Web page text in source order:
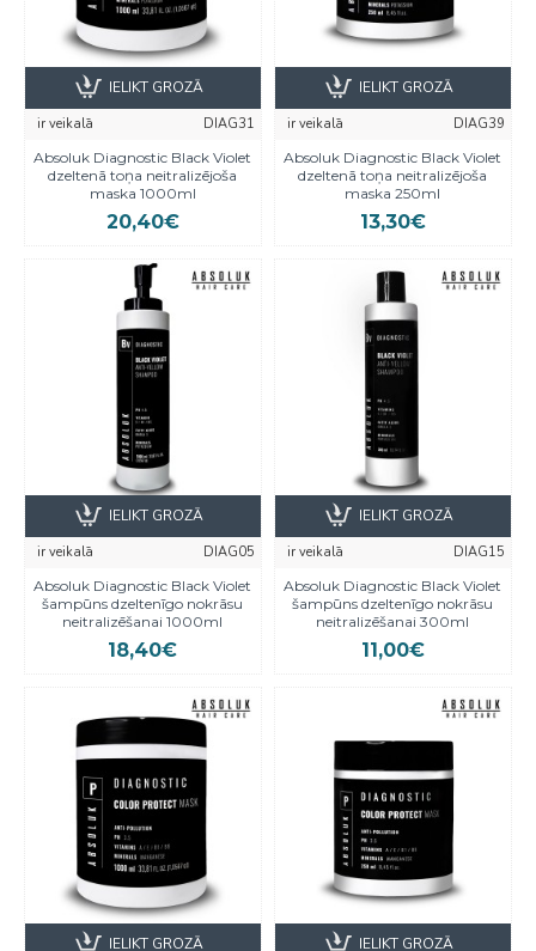
ir veikalā
DIAG31
Absoluk Diagnostic Black Violet
dzeltenā toņa neitralizējoša
maska 1000ml
20,40€
IELIKT GROZĀ
ir veikalā
DIAG39
Absoluk Diagnostic Black Violet
dzeltenā toņa neitralizējoša
maska 250ml
13,30€
IELIKT GROZĀ
ir veikalā
DIAG05
Absoluk Diagnostic Black Violet
šampūns dzeltenīgo nokrāsu
neitralizēšanai 1000ml
18,40€
IELIKT GROZĀ
ir veikalā
DIAG15
Absoluk Diagnostic Black Violet
šampūns dzeltenīgo nokrāsu
neitralizēšanai 300ml
11,00€
IELIKT GROZĀ
IELIKT GROZĀ IELIKT GROZĀ